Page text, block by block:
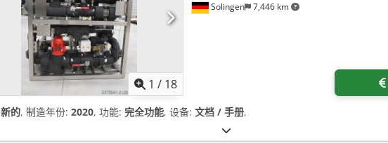
1 / 18
Solingen 7,446 km
新的, 制造年份: 2020, 功能: 完全功能, 设备: 文档 / 手册,